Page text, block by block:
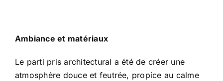
Ambiance et matériaux
Le parti pris architectural a été de créer une
atmosphère douce et feutrée, propice au calme